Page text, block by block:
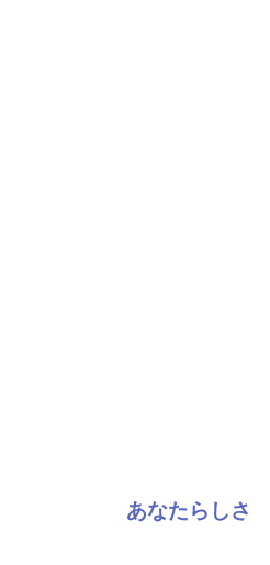
あなたらしさ